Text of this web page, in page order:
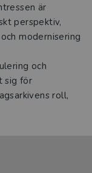
är
perspektiv,
modernisering
och
sig för
roll,